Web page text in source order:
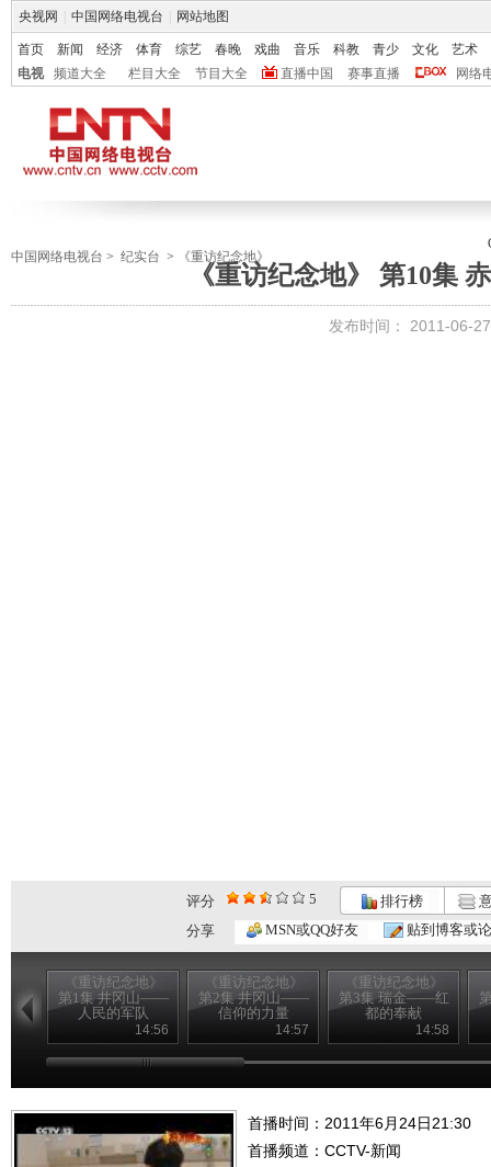
央视网 中国网络电视台 网站地图
首页 新闻 经济 体育 综艺 春晚 戏曲 音乐 科教 青少 文化
艺术
电视
频道大全 栏目大全 节目大全 直播中国 赛事直播 网络
中国网络电视台 > 纪实台 > 《重访纪念地》
《重访纪念地》 第10集
发布时间： 2011-06-
评分 5 排行榜
分享
MSN或QQ好友 贴到博客或
《重访纪念地》
第1集 井冈山——
人民的军队
14:56
《重访纪念地》
第2集 井冈山——
信仰的力量
14:57
《重访纪念地》
第3集 瑞金——红
都的奉献
14:58
首播时间：2011年6月24日21:30
首播频道： CCTV-新闻